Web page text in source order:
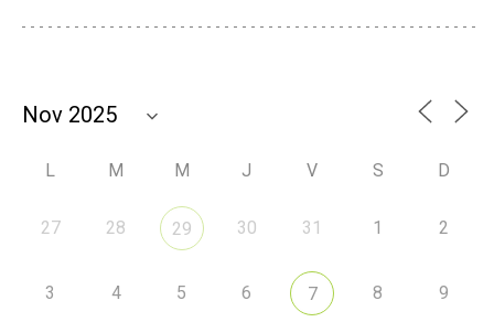
L M M J V S D
27 28 29 30 31 1 2
3 4 5 6 7 8 9